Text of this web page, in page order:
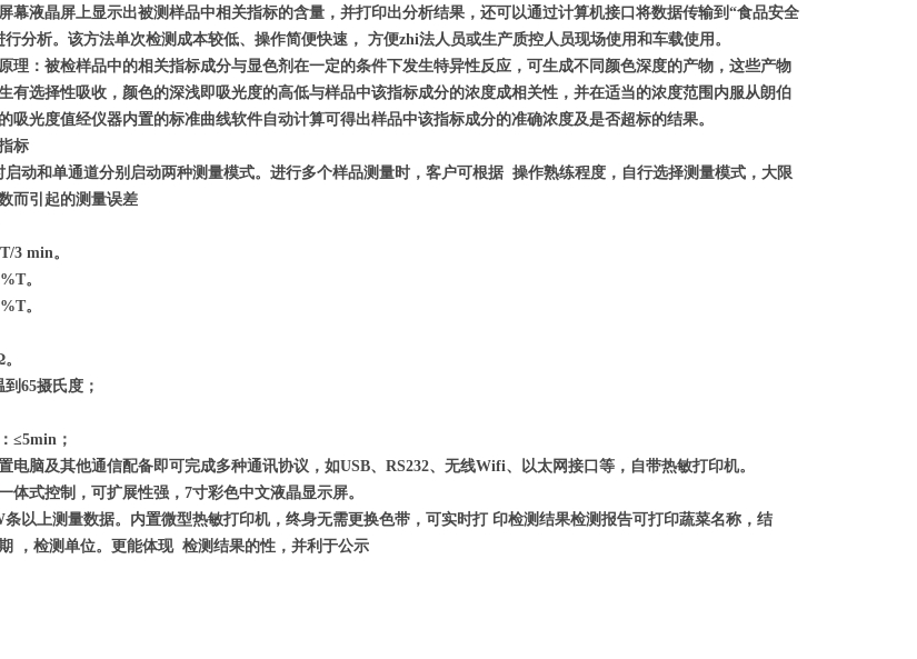
幕液晶屏上显示出被测样品中相关指标的含量，并打印出分析结果，还可以通过计算机接口将数据传输到“食品安全
分析。该方法单次检测成本较低、操作简便快速， 方便zhi法人员或生产质控人员现场使用和车载使用。
理：被检样品中的相关指标成分与显色剂在一定的条件下发生特异性反应，可生成不同颜色深度的产物，这些产物
有选择性吸收，颜色的深浅即吸光度的高低与样品中该指标成分的浓度成相关性，并在适当的浓度范围内服从朗伯
光度值经仪器内置的标准曲线软件自动计算可得出样品中该指标成分的准确浓度及是否超标的结果。
标
启动和单通道分别启动两种测量模式。进行多个样品测量时，客户可根据 操作熟练程度，自行选择测量模式，大限
而引起的测量误差
3 min。
。
。
65摄氏度；
≤5min；
电脑及其他通信配备即可完成多种通讯协议，如USB、RS232、无线Wifi、以太网接口等，自带热敏打印机。
体式控制，可扩展性强，7寸彩色中文液晶显示屏。
条以上测量数据。内置微型热敏打印机，终身无需更换色带，可实时打 印检测结果检测报告可打印蔬菜名称，结
，检测单位。更能体现 检测结果的性，并利于公示